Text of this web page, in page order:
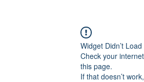
Widget Didn’t Load
Check your
this page.
If that doesn’t